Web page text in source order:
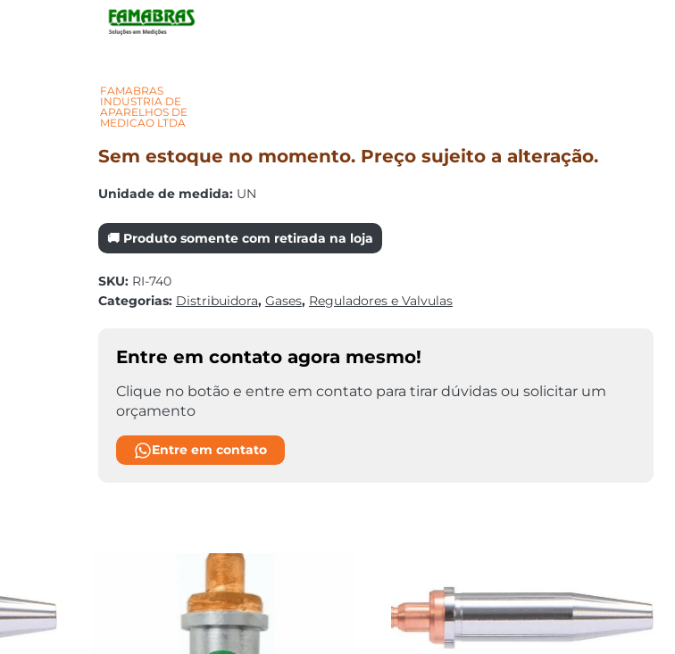
FAMABRAS
INDUSTRIA DE
APARELHOS DE
MEDICAO LTDA
Sem estoque no momento. Preço sujeito a alteração.
Unidade de medida:UN
🚚 Produto somente com retirada na loja
SKU: RI-740
Categorias: Distribuidora, Gases, Reguladores e Valvulas
Entre em contato agora mesmo!
Clique no botão e entre em contato para tirar dúvidas ou solicitar um
orçamento
Entre em contato